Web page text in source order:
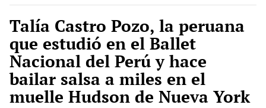
Talía Castro Pozo, la peruana
que estudió en el Ballet
Nacional del Perú y hace
bailar salsa a miles en el
muelle Hudson de Nueva York